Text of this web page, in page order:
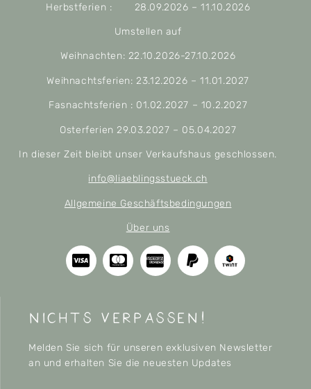
Herbstferien : 28.09.2026 – 11.10.2026
Umstellen auf
Weihnachten: 22.10.2026-27.10.2026
Weihnachtsferien: 23.12.2026 – 11.01.2027
Fasnachtsferien : 01.02.2027 – 10.2.2027
Osterferien 29.03.2027 – 05.04.2027
In dieser Zeit bleibt unser Verkaufshaus geschlossen.
info@liaeblingsstueck.ch
Allgemeine Geschäftsbedingungen
Über uns
nichts verpassen!
Melden Sie sich für unseren exklusiven Newsletter
an und erhalten Sie die neuesten Updates